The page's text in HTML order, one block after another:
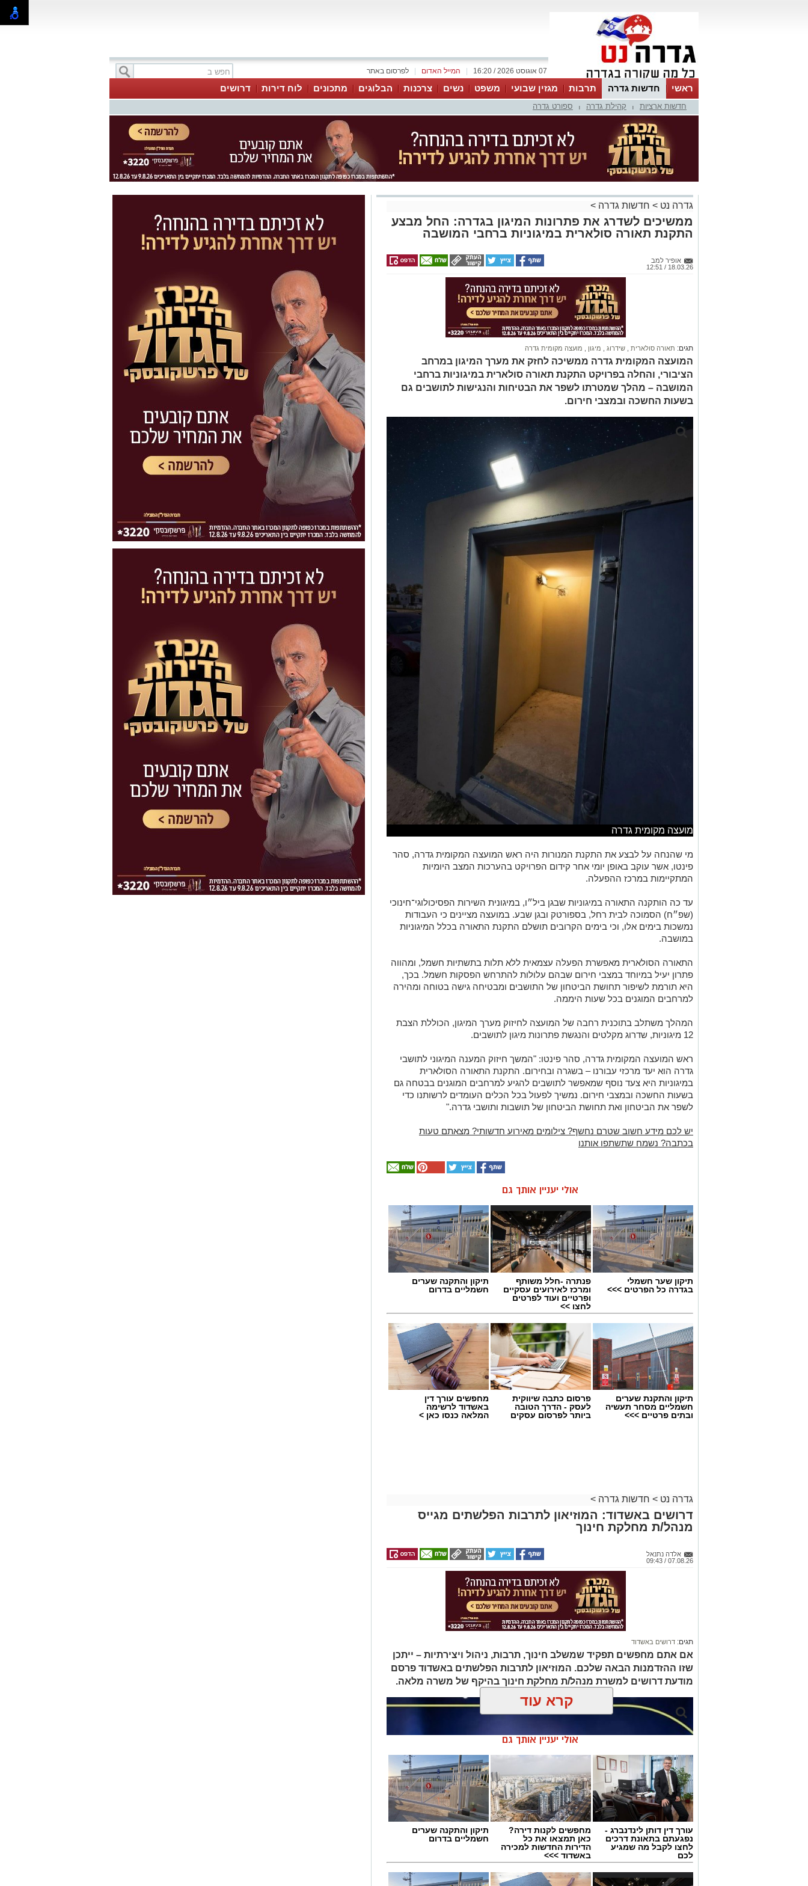
לפרסום באתר המייל האדום 07 אוגוסט 2026 / 16:20
ראשי חדשות גדרה תרבות מגזין שבועי משפט נשים צרכנות הבלוגים מתכונים לוח דירות דרושים
חדשות ארציות קהילת גדרה ספורט גדרה
גדרה נט > חדשות גדרה >
ממשיכים לשדרג את פתרונות המיגון בגדרה: החל מבצע
התקנת תאורה סולארית במיגוניות ברחבי המושבה
אופיר למב
18.03.26 / 12:51
תגים: תאורה סולארית שידרוג מיגון מועצה מקומית גדרה
המועצה המקומית גדרה ממשיכה לחזק את מערך המיגון במרחב
הציבורי, והחלה בפרויקט התקנת תאורה סולארית במיגוניות ברחבי
המושבה – מהלך שמטרתו לשפר את הבטיחות והנגישות לתושבים גם
בשעות החשכה ובמצבי חירום.
מועצה מקומית גדרה
מי שהנחה על לבצע את התקנת המנורות היה ראש המועצה המקומית גדרה, סהר
פינטו, אשר עוקב באופן יומי אחר קידום הפרויקט בהערכות המצב היומיות
המתקיימות במרכז ההפעלה.
עד כה הותקנה התאורה במיגוניות שבגן ביל״ו, במיגונית השירות הפסיכולוגי־חינוכי
(שפ״ח) הסמוכה לבית רחל, בספורטק ובגן שבע. במועצה מציינים כי העבודות
נמשכות בימים אלו, וכי בימים הקרובים תושלם התקנת התאורה בכלל המיגוניות
במושבה.
התאורה הסולארית מאפשרת הפעלה עצמאית ללא תלות בתשתיות חשמל, ומהווה
פתרון יעיל במיוחד במצבי חירום שבהם עלולות להתרחש הפסקות חשמל. בכך,
היא תורמת לשיפור תחושת הביטחון של התושבים ומבטיחה גישה בטוחה ומהירה
למרחבים המוגנים בכל שעות היממה.
המהלך משתלב בתוכנית רחבה של המועצה לחיזוק מערך המיגון, הכוללת הצבת
12 מיגוניות, שדרוג מקלטים והנגשת פתרונות מיגון לתושבים.
ראש המועצה המקומית גדרה, סהר פינטו: "המשך חיזוק המענה המיגוני לתושבי
גדרה הוא יעד מרכזי עבורנו – בשגרה ובחירום. התקנת התאורה הסולארית
במיגוניות היא צעד נוסף שמאפשר לתושבים להגיע למרחבים המוגנים בבטחה גם
בשעות החשכה ובמצבי חירום. נמשיך לפעול בכל הכלים העומדים לרשותנו כדי
לשפר את הביטחון ואת תחושת הביטחון של תושבות ותושבי גדרה."
יש לכם מידע חשוב שטרם נחשף? צילומים מאירוע חדשותי? מצאתם טעות
בכתבה? נשמח שתשתפו אותנו
אולי יעניין אותך גם
תיקון שער חשמלי
בגדרה כל הפרטים >>>
פנתרה -חלל משותף
ומרכז לאירועים עסקיים
ופרטיים ועוד לפרטים
לחצו >>
תיקון והתקנה שערים
חשמליים בדרום
תיקון והתקנת שערים
חשמליים מסחר תעשיה
ובתים פרטיים >>>
פרסום כתבה שיווקית
לעסק - הדרך הטובה
ביותר לפרסום עסקים
מחפשים עורך דין
באשדוד לרשימה
המלאה כנסו כאן >
גדרה נט > חדשות גדרה >
דרושים באשדוד: המוזיאון לתרבות הפלשתים מגייס
מנהל/ת מחלקת חינוך
אלדה נתנאל
07.08.26 / 09:43
תגים: דרושים באשדוד
אם אתם מחפשים תפקיד שמשלב חינוך, תרבות, ניהול ויצירתיות – ייתכן
שזו ההזדמנות הבאה שלכם. המוזיאון לתרבות הפלשתים באשדוד פרסם
מודעת דרושים למשרת מנהל/ת מחלקת חינוך בהיקף של משרה מלאה.
קרא עוד
אולי יעניין אותך גם
עורך דין דותן לינדנברג -
נפגעתם בתאונת דרכים
לחצו לקבל מה שמגיע
לכם
מחפשים לקנות דירה?
כאן תמצאו את כל
הדירות החדשות למכירה
באשדוד >>>
תיקון והתקנה שערים
חשמליים בדרום